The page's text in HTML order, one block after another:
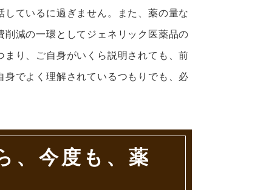
ているに過ぎません。また、薬の量な
減の一環としてジェネリック医薬品の
り、ご自身がいくら説明されても、前
でよく理解されているつもりでも、必
、今度も、薬